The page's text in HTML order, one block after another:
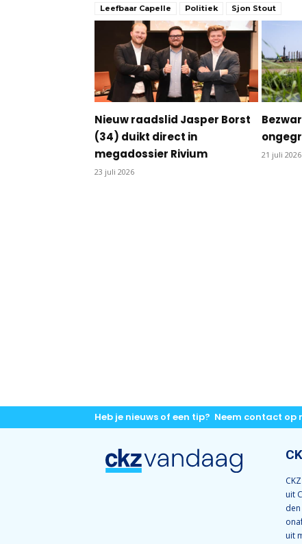
Leefbaar Capelle Politiek Sjon Stout
Nieuw raadslid Jasper Borst
(34) duikt direct in
megadossier Rivium
23 juli 2026
21 juli 2026
Heb je nieuws of een tip? Neem contact
uit
uit